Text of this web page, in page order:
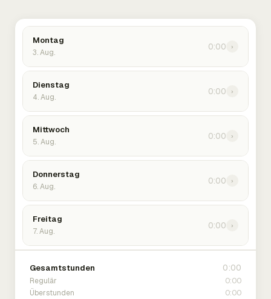
Montag
3. Aug.
0:00 ›
Dienstag
4. Aug.
0:00 ›
Mittwoch
5. Aug.
0:00 ›
Donnerstag
6. Aug.
0:00 ›
Freitag
7. Aug.
0:00 ›
Gesamtstunden 0:00
Regulär 0:00
Überstunden 0:00